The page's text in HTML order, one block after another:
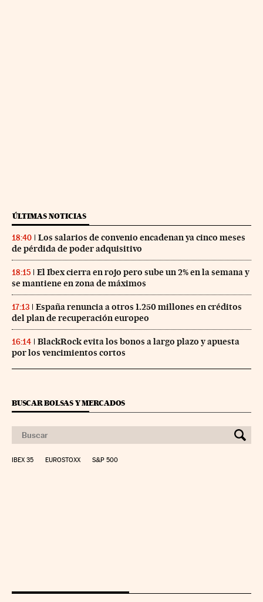
ÚLTIMAS NOTICIAS
18:40
Los salarios de convenio encadenan ya cinco meses
de pérdida de poder adquisitivo
18:15
El Ibex cierra en rojo pero sube un 2% en la semana y
se mantiene en zona de máximos
17:13
España renuncia a otros 1.250 millones en créditos
del plan de recuperación europeo
16:14
BlackRock evita los bonos a largo plazo y apuesta
por los vencimientos cortos
BUSCAR BOLSAS Y MERCADOS
IBEX 35 EUROSTOXX S&P 500